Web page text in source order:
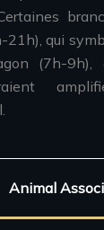
qui
(7h-9h),
Animal